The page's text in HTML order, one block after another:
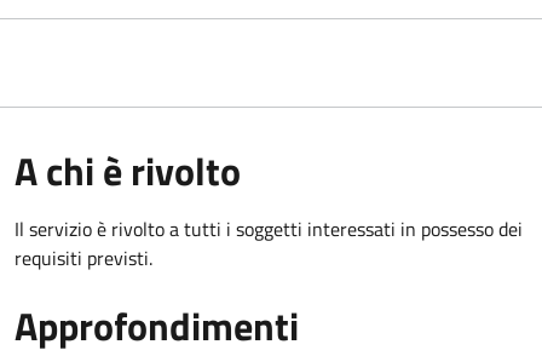
A chi è rivolto
Il servizio è rivolto a tutti i soggetti interessati in possesso dei
requisiti previsti.
Approfondimenti